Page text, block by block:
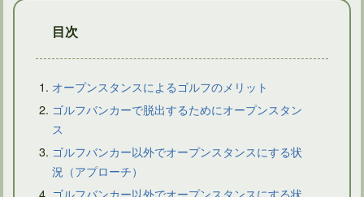
ドライバーショットでティーが後ろに飛ぶようなら問題あり？
目次
オープンスタンスによるゴルフのメリット
ゴルフバンカーで脱出するためにオープンスタン
ス
ゴルフバンカー以外でオープンスタンスにする状
況（アプローチ）
ゴルフバンカー以外でオープンスタンスにする状